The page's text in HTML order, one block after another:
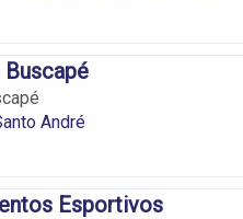
André
Esportivos